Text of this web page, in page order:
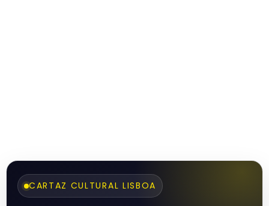
CARTAZ CULTURAL LISBOA